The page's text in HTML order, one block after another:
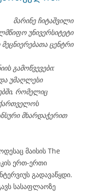
მარინე ჩიტაშვილი
უნივერსიტეტი
ცენტრი
გამოწვევები:
უმაღლესი
რომელიც
მხარდაჭერით
მაისის The
ერთ-ერთი
გადავაწყდი.
სასაფლაოზე